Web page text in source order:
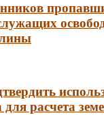
для расчета